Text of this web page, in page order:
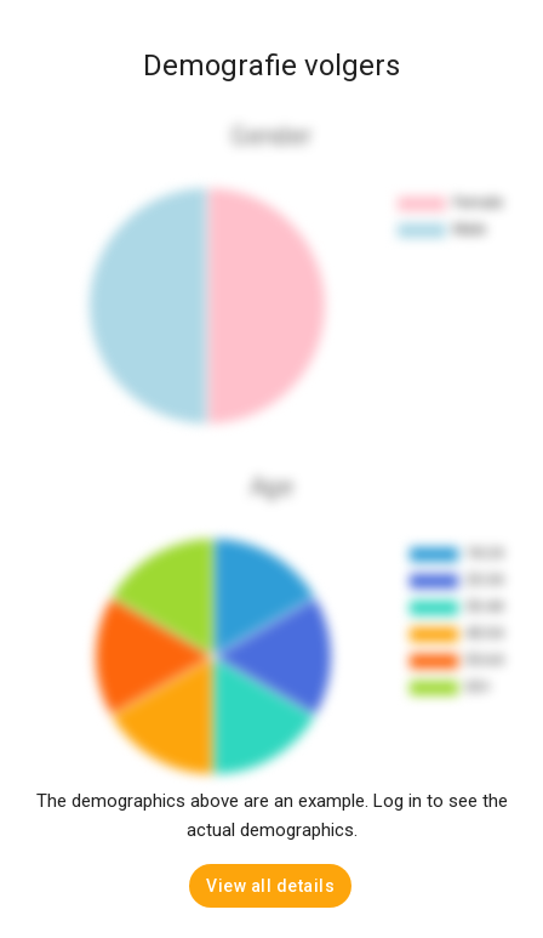
Demografie volgers
Gender
Age
The demographics above are an example. Log in to see the
actual demographics.
View all details